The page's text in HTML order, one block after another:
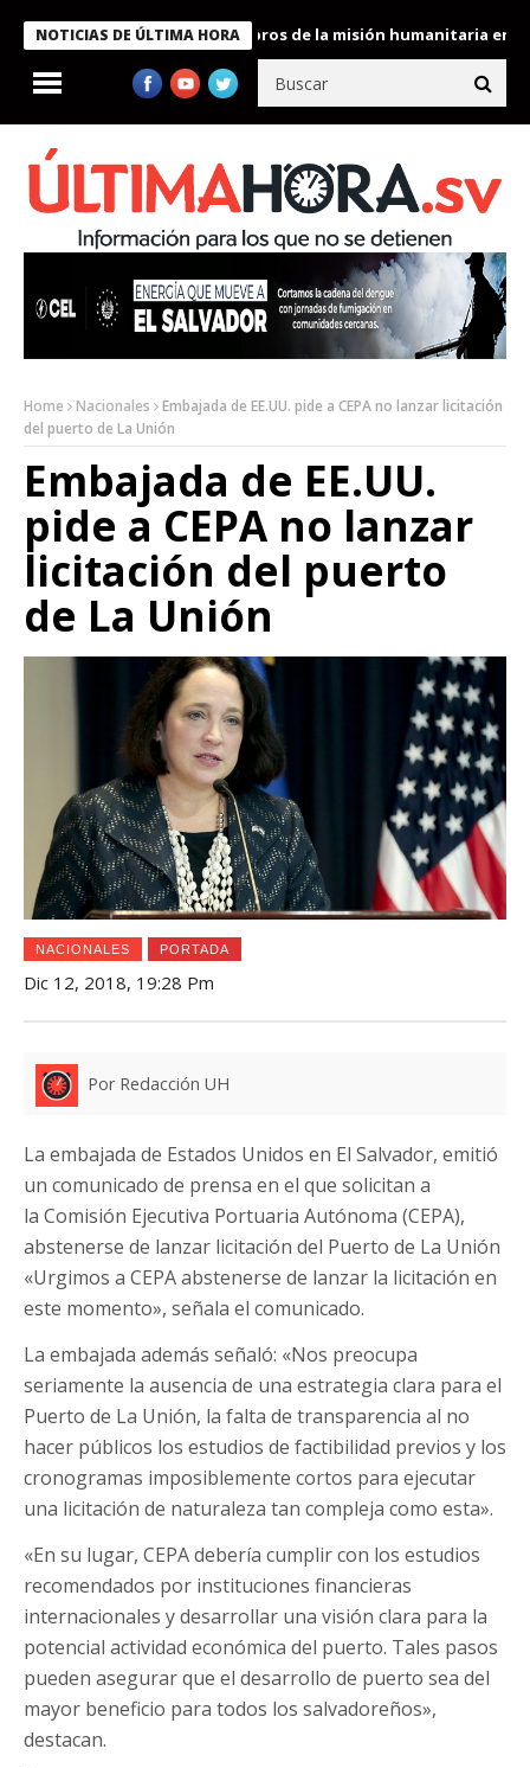
NOTICIAS DE ÚLTIMA HORA
Bukele condecora a miembros de la misión humanitaria enviada
Home Nacionales
Embajada de EE.UU. pide a CEPA no lanzar licitación
del puerto de La Unión
Embajada de EE.UU.
pide a CEPA no lanzar
licitación del puerto
de La Unión
NACIONALES PORTADA
Dic 12, 2018, 19:28 Pm
Por Redacción UH
La embajada de Estados Unidos en El Salvador, emitió
un comunicado de prensa en el que solicitan a
la Comisión Ejecutiva Portuaria Autónoma (CEPA),
abstenerse de lanzar licitación del Puerto de La Unión
«Urgimos a CEPA abstenerse de lanzar la licitación en
este momento», señala el comunicado.
La embajada además señaló: «Nos preocupa
seriamente la ausencia de una estrategia clara para el
Puerto de La Unión, la falta de transparencia al no
hacer públicos los estudios de factibilidad previos y los
cronogramas imposiblemente cortos para ejecutar
una licitación de naturaleza tan compleja como esta».
«En su lugar, CEPA debería cumplir con los estudios
recomendados por instituciones financieras
internacionales y desarrollar una visión clara para la
potencial actividad económica del puerto. Tales pasos
pueden asegurar que el desarrollo de puerto sea del
mayor beneficio para todos los salvadoreños»,
destacan.